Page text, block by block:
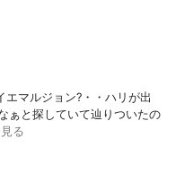
マルジョン?・・ハリが出
ぁと探していて辿りついたの
る